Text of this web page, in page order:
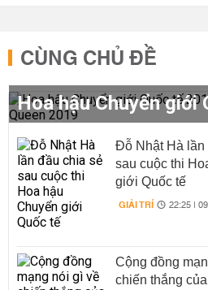
CÙNG CHỦ ĐỀ
Đỗ Nhật Hà lần
sau cuộc thi
giới Quốc tế
GIẢI TRÍ 22:25 |
Cộng đồng
chiến thắng